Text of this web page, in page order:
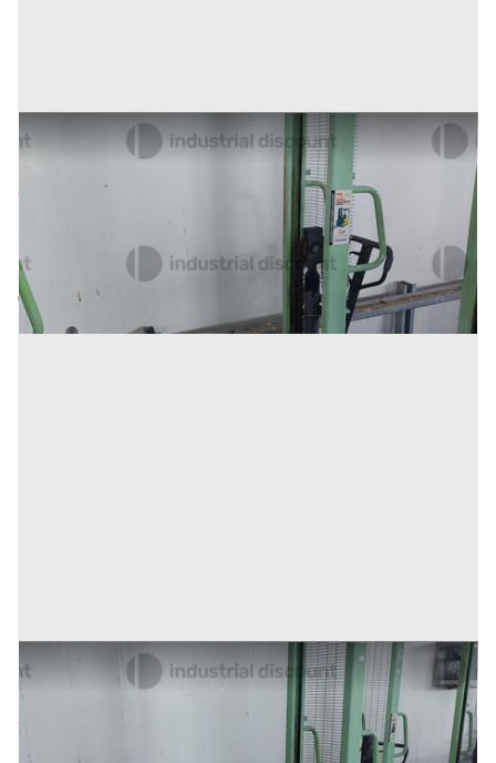
28#9470 Transapllet manuale Lifter MX10/16
(Padova)
Annuncio scaduto
272 €
Codice annuncio: 1006013387
27#9470 Transapllet manuale Lifter MX10/16
272 €